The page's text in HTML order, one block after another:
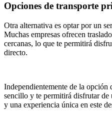
Opciones de transporte
Otra alternativa es optar por un
Muchas empresas ofrecen
cercanas, lo que te permitirá
directo.
Independientemente de la opción
sencillo y te permitirá disfrutar
y una experiencia única en este